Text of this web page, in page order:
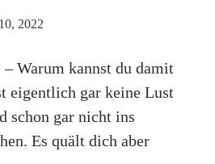
2022
Warum kannst du damit
eigentlich gar keine Lust
schon gar nicht ins
Es quält dich aber